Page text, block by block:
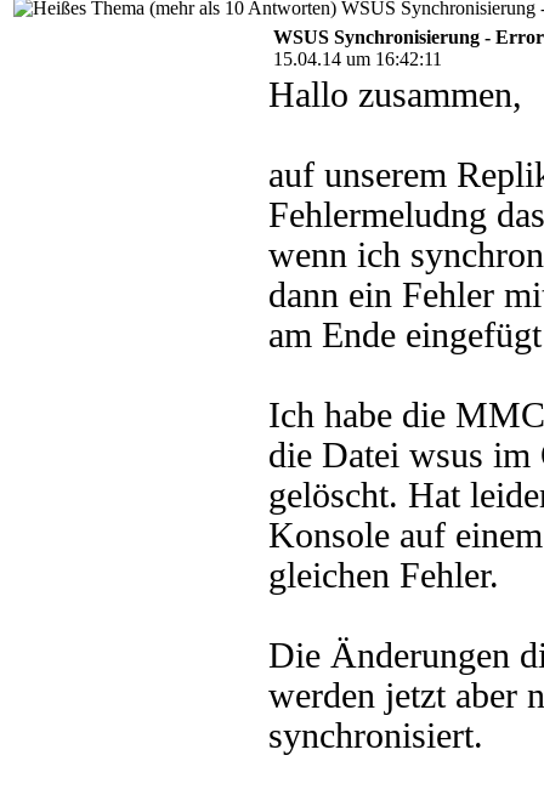
WSUS Synchronisierung
WSUS Synchronisierung -
15.04.14 um 16:42:11
Hallo zusammen,
auf unserem
Fehlermeludng
wenn ich
dann ein Fehler
am Ende
Ich habe die
die Datei wsus
gelöscht. Hat
Konsole auf
gleichen Fehler.
Die Änderungen
werden jetzt aber
synchronisiert.